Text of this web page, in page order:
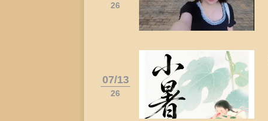
26
07/13
26